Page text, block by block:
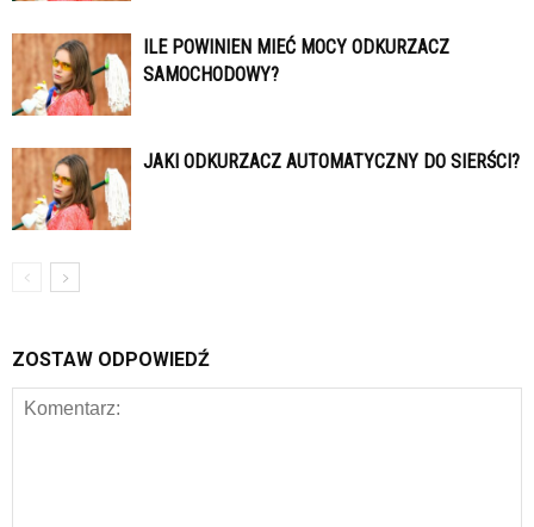
ILE POWINIEN MIEĆ MOCY ODKURZACZ
SAMOCHODOWY?
JAKI ODKURZACZ AUTOMATYCZNY DO SIERŚCI?
ZOSTAW ODPOWIEDŹ